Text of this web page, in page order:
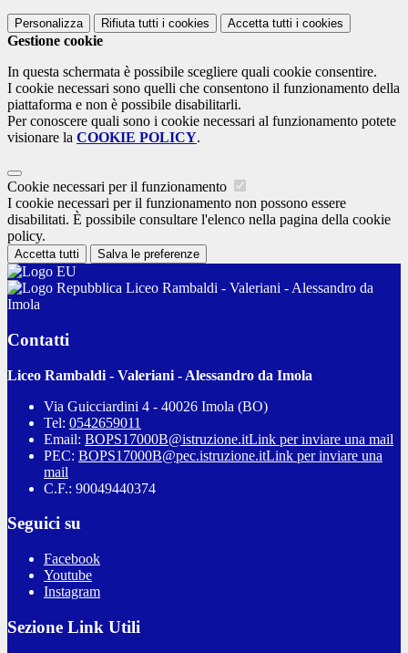
Personalizza Rifiuta tutti i cookies Accetta tutti i cookies
Gestione cookie
In questa schermata è possibile scegliere quali cookie consentire.
I cookie necessari sono quelli che consentono il funzionamento della
piattaforma e non è possibile disabilitarli.
Per conoscere quali sono i cookie necessari al funzionamento potete
visionare la COOKIE POLICY.
Cookie necessari per il funzionamento
I cookie necessari per il funzionamento non possono essere
disabilitati. È possibile consultare l'elenco nella pagina della cookie
policy.
Accetta tutti Salva le preferenze
Liceo Rambaldi - Valeriani - Alessandro da
Imola
Contatti
Liceo Rambaldi - Valeriani - Alessandro da Imola
Via Guicciardini 4 - 40026 Imola (BO)
Tel: 0542659011
Email: BOPS17000B@istruzione.itLink per inviare una mail
PEC: BOPS17000B@pec.istruzione.itLink per inviare una
mail
C.F.: 90049440374
Seguici su
Facebook
Youtube
Instagram
Sezione Link Utili